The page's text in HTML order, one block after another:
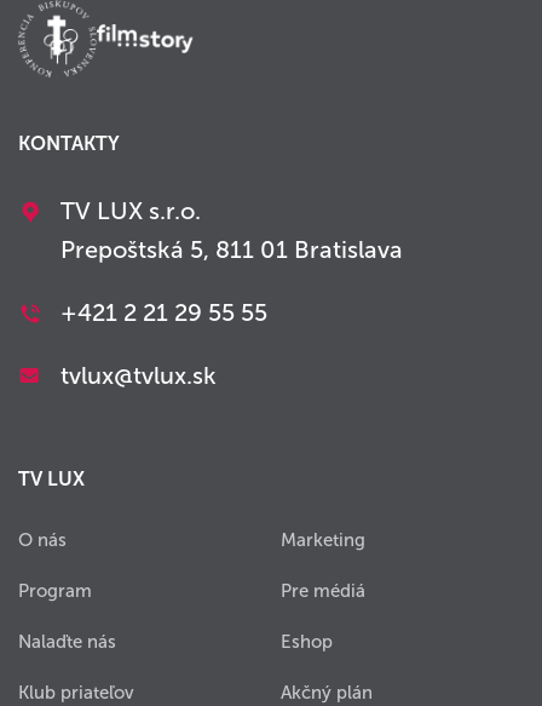
KONTAKTY
TV LUX s.r.o.
Prepoštská 5, 811 01 Bratislava
+421 2 21 29 55 55
tvlux@tvlux.sk
TV LUX
O nás
Program
Nalaďte nás
Klub priateľov
Marketing
Pre médiá
Eshop
Akčný plán